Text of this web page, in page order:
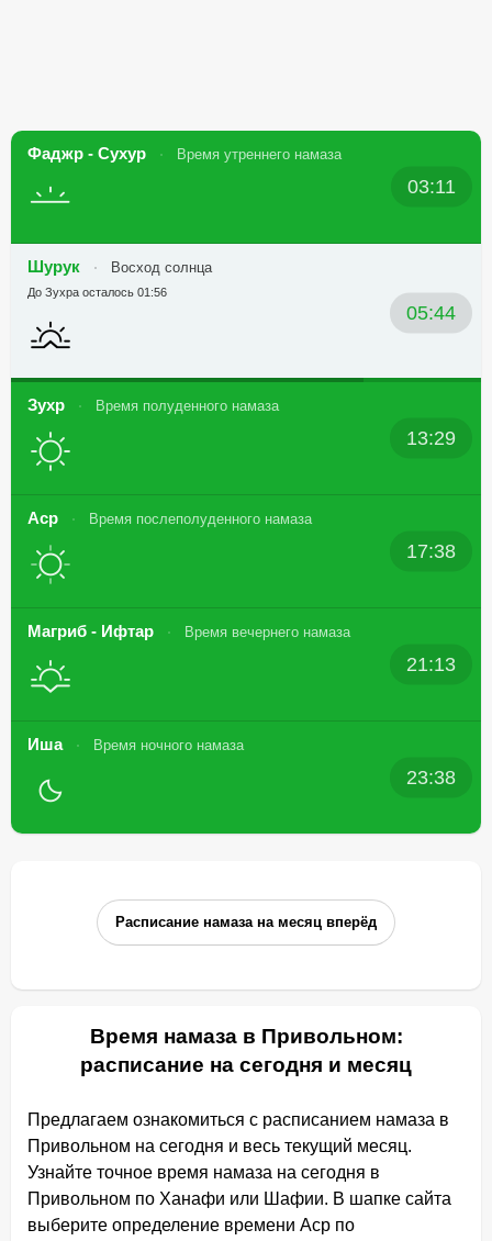
Фаджр - Сухур Время утреннего намаза
03:11
Шурук Восход солнца
05:44
До Зухра осталось 01:56
Зухр Время полуденного намаза
13:29
Аср Время послеполуденного намаза
17:38
Магриб - Ифтар Время вечернего намаза
21:13
Иша Время ночного намаза
23:38
Расписание намаза на месяц вперёд
Время намаза в Привольном:
расписание на сегодня и месяц
Предлагаем ознакомиться с расписанием намаза в
Привольном на сегодня и весь текущий месяц.
Узнайте точное время намаза на сегодня в
Привольном по Ханафи или Шафии. В шапке сайта
выберите определение времени Аср по